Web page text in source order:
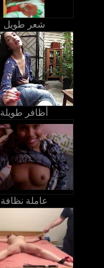
شعر طويل
أظافر طويلة
عاملة نظافة